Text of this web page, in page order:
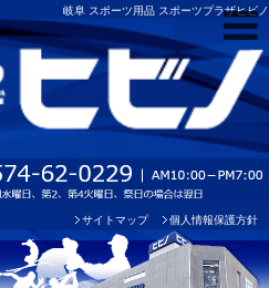
岐阜 スポーツ用品 スポーツプラザヒビノ
サイトマップ 個人情報保護方針